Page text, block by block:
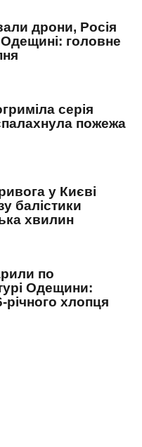
дрони, Росія
головне
серія
пожежа
у Києві
балістики
хвилин
по
Одещини:
річного хлопця